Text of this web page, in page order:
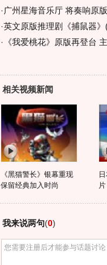
· 广州星海音乐厅 将奏响原
·英文原版推理剧《捕鼠器
· 《我爱桃花》原版再登台
相关视频新闻
《黑猫警长》银幕重现
保留经典加入时尚
我来说两句(0)